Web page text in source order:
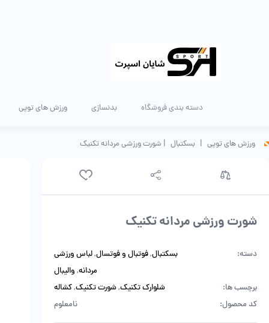
دسته بندی فروشگاه بدنسازی ورزش های توپی
ورزش های توپی | بسکتبال | شورت ورزشی مردانه تکنیک
شورت ورزشی مردانه تکنیک
دسته: بسکتبال,فوتبال و فوتسال,لباس ورزشی
مردانه, والیبال
برچسب ها:
شلوارک تکنیک,شورت تکنیک,کشاله
کد محصول:
نامعلوم